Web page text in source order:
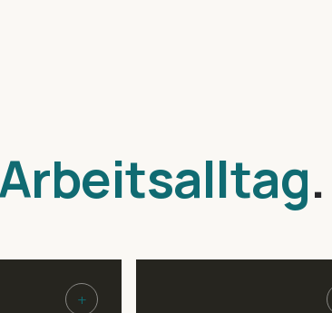
Arbeitsalltag.
+